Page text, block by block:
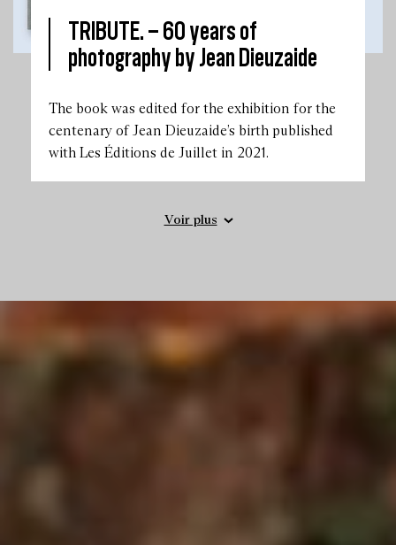
©
photographie,
éditions
TRIBUTE. –60 years of
photography by Jean Dieuzaide
The book was edited for the exhibition for the
centenary of Jean Dieuzaide’s birth published
with Les Éditions de Juillet in 2021.
Voir plus